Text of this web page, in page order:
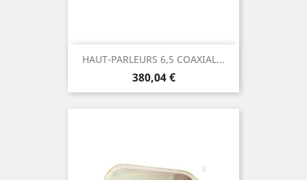
HAUT-PARLEURS 6,5 COAXIAL...
Prix
380,04 €